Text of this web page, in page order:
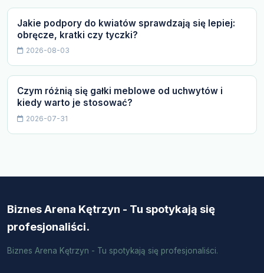
Jakie podpory do kwiatów sprawdzają się lepiej:
obręcze, kratki czy tyczki?
2026-08-03
Czym różnią się gałki meblowe od uchwytów i
kiedy warto je stosować?
2026-07-31
Biznes Arena Kętrzyn - Tu spotykają się
profesjonaliści.
Biznes Arena Kętrzyn - Tu spotykają się profesjonaliści.